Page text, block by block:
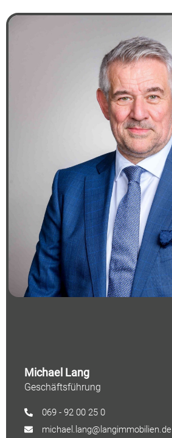
Michael Lang
Geschäftsführung
069 - 92 00 25 0
michael.lang@langimmobilien.de